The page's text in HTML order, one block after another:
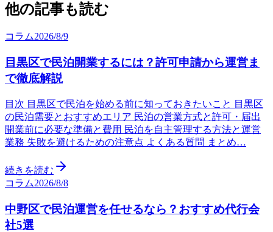
他の記事も読む
コラム2026/8/9
目黒区で民泊開業するには？許可申請から運営ま
で徹底解説
目次 目黒区で民泊を始める前に知っておきたいこと 目黒区
の民泊需要とおすすめエリア 民泊の営業方式と許可・届出
開業前に必要な準備と費用 民泊を自主管理する方法と運営
業務 失敗を避けるための注意点 よくある質問 まとめ…
続きを読む
コラム2026/8/8
中野区で民泊運営を任せるなら？おすすめ代行会
社5選